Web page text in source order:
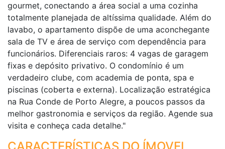
gourmet, conectando a área social a uma cozinha
totalmente planejada de altíssima qualidade. Além do
lavabo, o apartamento dispõe de uma aconchegante
sala de TV e área de serviço com dependência para
funcionários. Diferenciais raros: 4 vagas de garagem
fixas e depósito privativo. O condomínio é um
verdadeiro clube, com academia de ponta, spa e
piscinas (coberta e externa). Localização estratégica
na Rua Conde de Porto Alegre, a poucos passos da
melhor gastronomia e serviços da região. Agende sua
visita e conheça cada detalhe."